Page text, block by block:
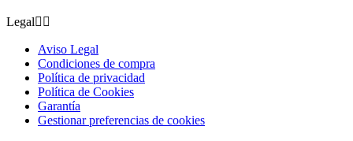
Legal 
Aviso Legal
Condiciones de compra
Política de privacidad
Política de Cookies
Garantía
Gestionar preferencias de cookies